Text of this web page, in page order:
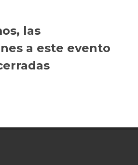
las
a este evento